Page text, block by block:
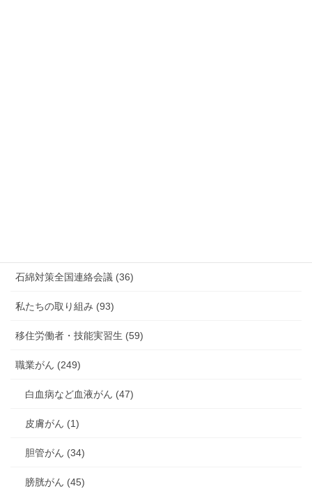
石綿対策全国連絡会議 (36)
私たちの取り組み (93)
移住労働者・技能実習生 (59)
職業がん (249)
白血病など血液がん (47)
皮膚がん (1)
胆管がん (34)
膀胱がん (45)